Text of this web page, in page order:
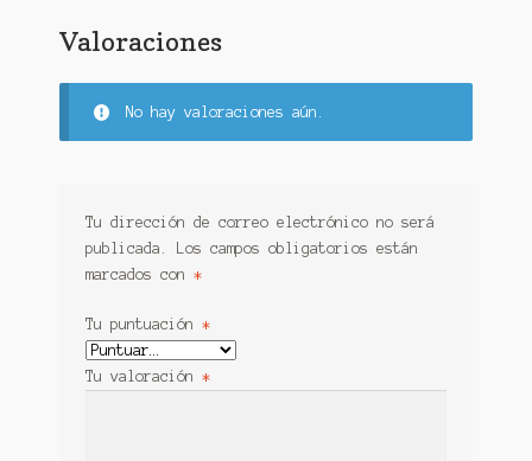
Valoraciones
No hay valoraciones aún.
Tu dirección de correo electrónico no será
publicada.
Los campos obligatorios están
marcados con *
Tu puntuación *
Tu valoración *